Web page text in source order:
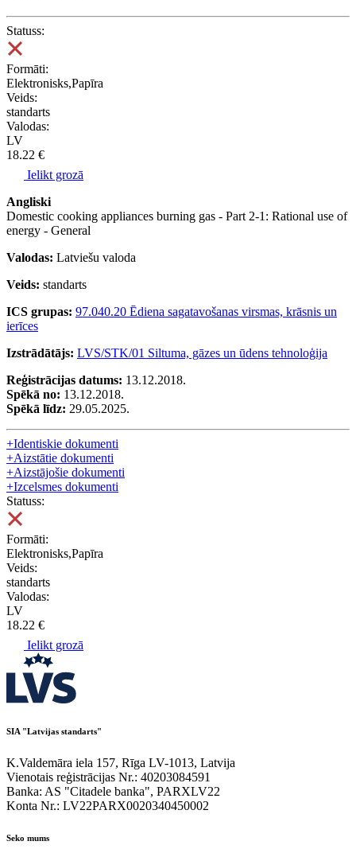
Statuss:
Formāti:
Elektronisks,Papīra
Veids:
standarts
Valodas:
LV
18.22 €
Ielikt grozā
Angliski
Domestic cooking appliances burning gas - Part 2-1: Rational use of
energy - General
Valodas: Latviešu valoda
Veids: standarts
ICS grupas: 97.040.20 Ēdiena sagatavošanas virsmas, krāsnis un
ierīces
Izstrādātājs: LVS/STK/01 Siltuma, gāzes un ūdens tehnoloģija
Reģistrācijas datums: 13.12.2018.
Spēkā no: 13.12.2018.
Spēkā līdz: 29.05.2025.
+Identiskie dokumenti
+Aizstātie dokumenti
+Aizstājošie dokumenti
+Izcelsmes dokumenti
Statuss:
Formāti:
Elektronisks,Papīra
Veids:
standarts
Valodas:
LV
18.22 €
Ielikt grozā
SIA "Latvijas standarts"
K.Valdemāra iela 157, Rīga LV-1013, Latvija
Vienotais reģistrācijas Nr.: 40203084591
Banka: AS "Citadele banka", PARXLV22
Konta Nr.: LV22PARX0020340450002
Seko mums